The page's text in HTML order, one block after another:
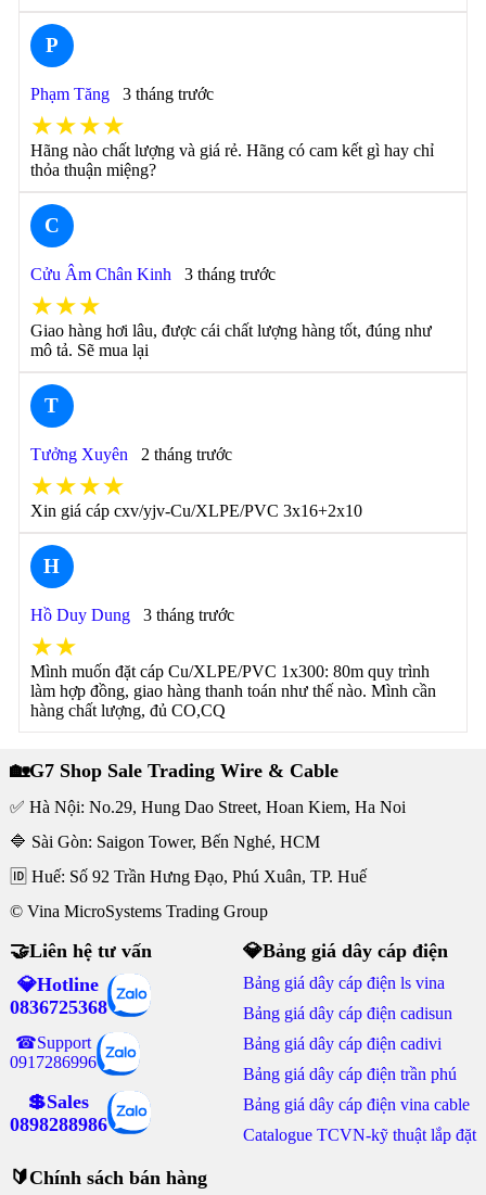
P
Phạm Tăng 3 tháng trước
★★★★
Hãng nào chất lượng và giá rẻ. Hãng có cam kết gì hay chỉ
thỏa thuận miệng?
C
Cửu Âm Chân Kinh 3 tháng trước
★★★
Giao hàng hơi lâu, được cái chất lượng hàng tốt, đúng như
mô tả. Sẽ mua lại
T
Tưởng Xuyên 2 tháng trước
★★★★
Xin giá cáp cxv/yjv-Cu/XLPE/PVC 3x16+2x10
H
Hồ Duy Dung 3 tháng trước
★★
Mình muốn đặt cáp Cu/XLPE/PVC 1x300: 80m quy trình
làm hợp đồng, giao hàng thanh toán như thế nào. Mình cần
hàng chất lượng, đủ CO,CQ
🏡G7 Shop Sale Trading Wire & Cable
✅ Hà Nội: No.29, Hung Dao Street, Hoan Kiem, Ha Noi
🔷 Sài Gòn: Saigon Tower, Bến Nghé, HCM
🆔 Huế: Số 92 Trần Hưng Đạo, Phú Xuân, TP. Huế
© Vina MicroSystems Trading Group
🤝Liên hệ tư vấn
💎Hotline
0836725368
☎Support
0917286996
💲Sales
0898288986
💎Bảng giá dây cáp điện
Bảng giá dây cáp điện ls vina
Bảng giá dây cáp điện cadisun
Bảng giá dây cáp điện cadivi
Bảng giá dây cáp điện trần phú
Bảng giá dây cáp điện vina cable
Catalogue TCVN-kỹ thuật lắp đặt
🔰Chính sách bán hàng